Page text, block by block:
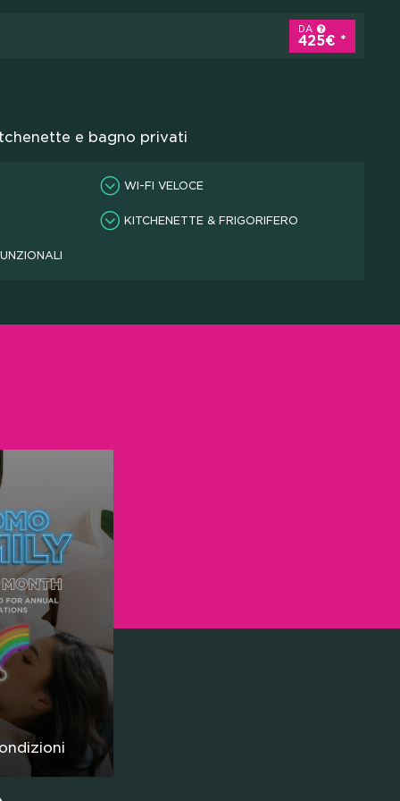
e bagno privati
WI-FI VELOCE
KITCHENETTE & FRIGORIFERO
DA
425€